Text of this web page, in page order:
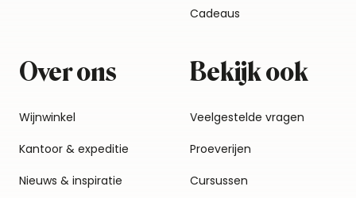
Cadeaus
Over ons
Wijnwinkel
Kantoor & expeditie
Nieuws & inspiratie
Bekijk ook
Veelgestelde vragen
Proeverijen
Cursussen